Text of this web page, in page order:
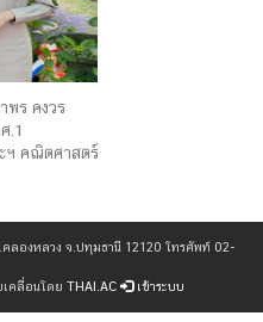
พร คงวร
.1
ฯ คณิตศาสตร์
คลองหลวง จ.ปทุมธานี 12120 โทรศัพท์ 02-
คลื่อนโดย THAI.AC เข้าระบบ